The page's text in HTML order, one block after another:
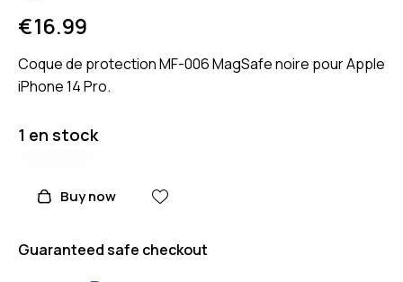
€16.99
Coque de protection MF-006 MagSafe noire pour Apple
iPhone 14 Pro.
1 en stock
Buy now
Guaranteed safe checkout